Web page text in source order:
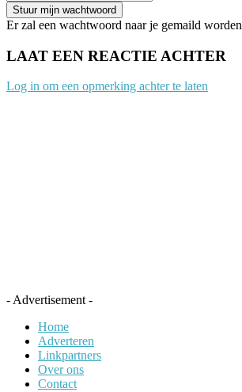
Er zal een wachtwoord naar je gemaild worden
LAAT EEN REACTIE ACHTER
Log in om een opmerking achter te laten
- Advertisement -
Home
Adverteren
Linkpartners
Over ons
Contact